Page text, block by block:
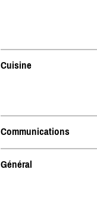
Cuisine
Communications
Général